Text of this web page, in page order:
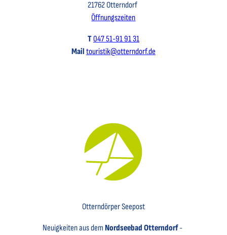
21762 Otterndorf
Öffnungszeiten
T047 51-91 91 31
Mail touristik@otterndorf.de
Otterndörper Seepost
Neuigkeiten aus demNordseebad Otterndorf-